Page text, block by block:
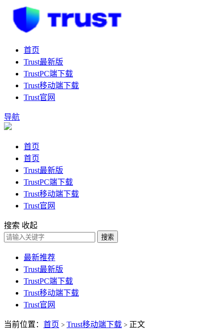
首页
Trust最新版
TrustPC端下载
Trust移动端下载
Trust官网
导航
首页
首页
Trust最新版
TrustPC端下载
Trust移动端下载
Trust官网
搜索 收起
搜索
最新推荐
Trust最新版
TrustPC端下载
Trust移动端下载
Trust官网
当前位置： 首页 > Trust移动端下载 > 正文